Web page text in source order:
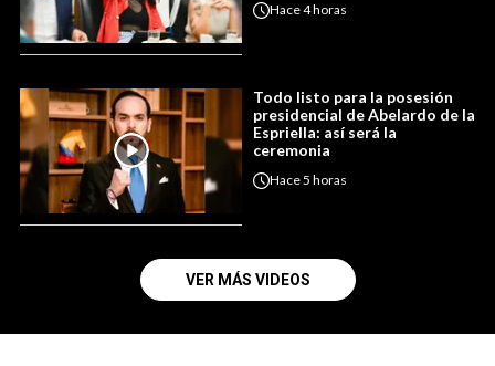
Hace4 horas
Todo listo para la posesión
presidencial de Abelardo de la
Espriella: así será la
ceremonia
Hace5 horas
VER MÁS VIDEOS